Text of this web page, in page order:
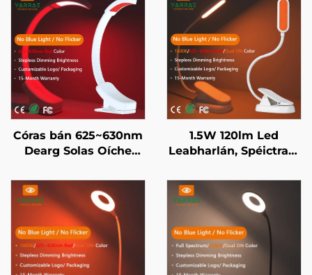
Córas bán 625~630nm
Dearg Solas Oíche
Uathoibríoch Cuimhne
ar Ghléasacht 800mAh
Caircín 60U
Fheidhmniú 1-Uair Cuir
Sios go Tapaidh
1.5W 120lm Led
Leabharlán, Spéictram
Léitheoireachta Ambar
1600K, Corp Dhubh